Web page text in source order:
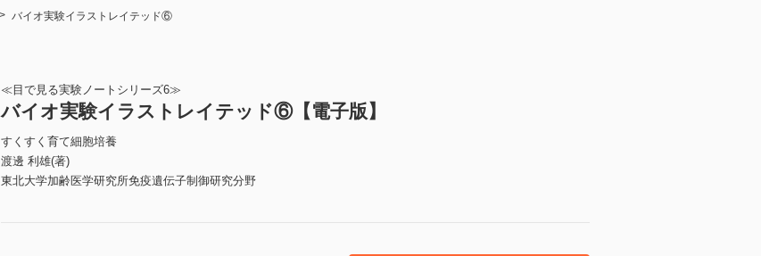
バイオ実験イラストレイテッド⑥
≪目で見る実験ノートシリーズ6≫
バイオ実験イラストレイテッド⑥【電子版】
すくすく育て細胞培養
渡邊 利雄(著)
東北大学加齢医学研究所免疫遺伝子制御研究分野